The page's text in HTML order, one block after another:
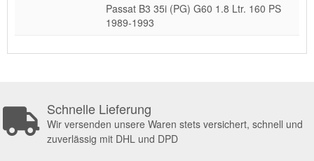
Passat B3 35i (PG) G60 1.8 Ltr. 160 PS
1989-1993
Schnelle Lieferung
Wir versenden unsere Waren stets versichert, schnell und
zuverlässig mit DHL und DPD